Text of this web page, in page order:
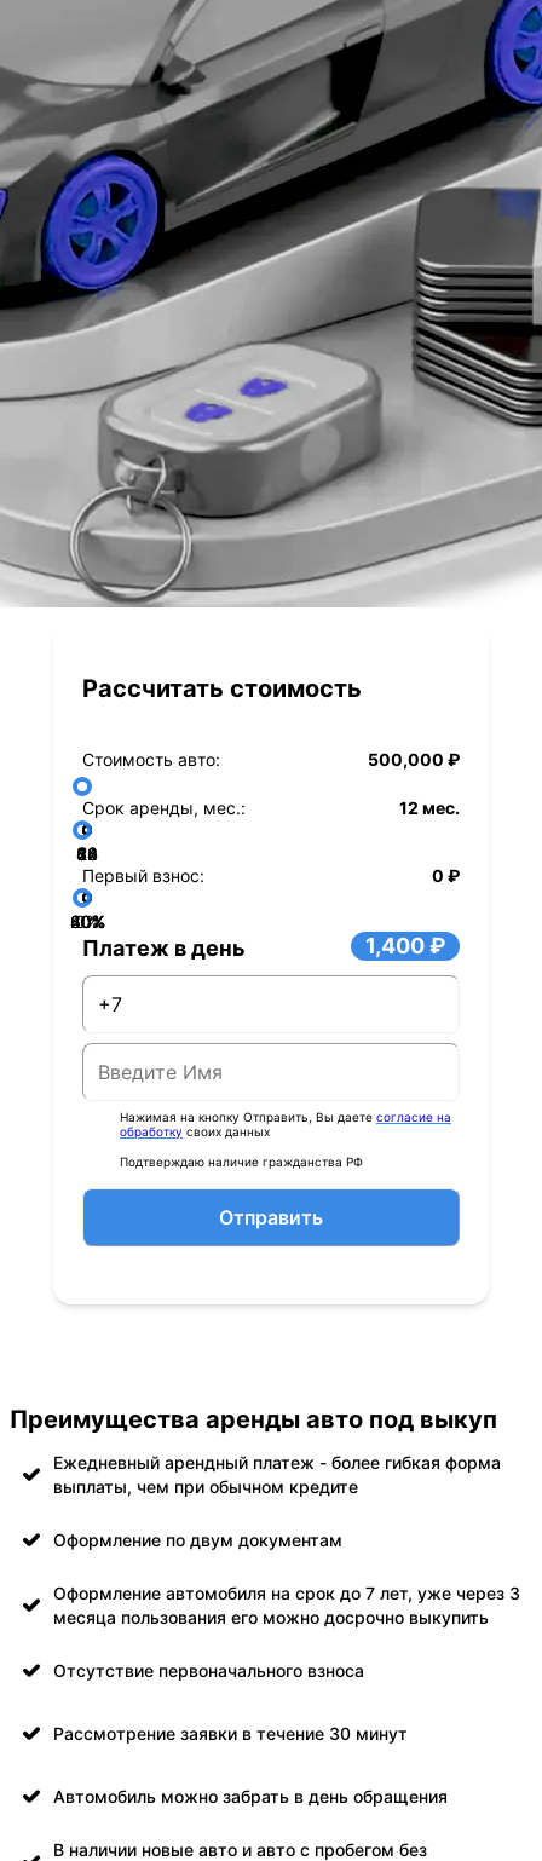
Рассчитать стоимость
Стоимость авто: 500,000 ₽
Срок аренды, мес.: 12 мес.
12
24
36
48
60
72
84
Первый взнос:
0 ₽
0%
20%
40%
60%
80%
Платеж в день 1,400 ₽
Нажимая на кнопку Отправить, Вы даете согласие на
обработку своих данных
Подтверждаю наличие гражданства РФ
Отправить
Преимущества аренды авто под выкуп
Ежедневный арендный платеж - более гибкая форма
выплаты, чем при обычном кредите
Оформление по двум документам
Оформление автомобиля на срок до 7 лет, уже через 3
месяца пользования его можно досрочно выкупить
Отсутствие первоначального взноса
Рассмотрение заявки в течение 30 минут
Автомобиль можно забрать в день обращения
В наличии новые авто и авто с пробегом без